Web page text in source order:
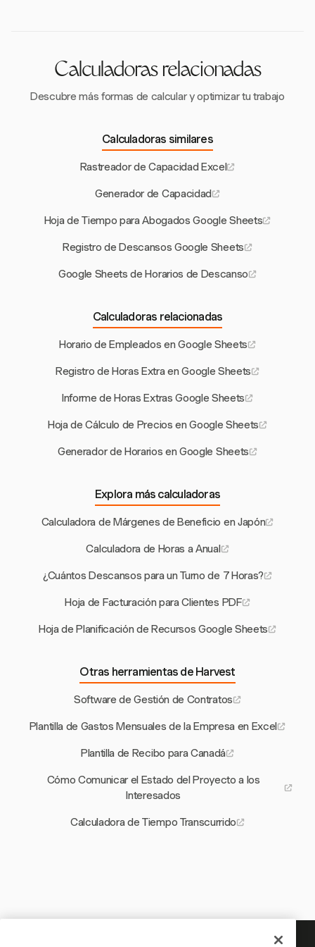
Calculadoras relacionadas
Descubre más formas de calcular y optimizar tu trabajo
Calculadoras similares
Rastreador de Capacidad Excel
Generador de Capacidad
Hoja de Tiempo para Abogados Google Sheets
Registro de Descansos Google Sheets
Google Sheets de Horarios de Descanso
Calculadoras relacionadas
Horario de Empleados en Google Sheets
Registro de Horas Extra en Google Sheets
Informe de Horas Extras Google Sheets
Hoja de Cálculo de Precios en Google Sheets
Generador de Horarios en Google Sheets
Explora más calculadoras
Calculadora de Márgenes de Beneficio en Japón
Calculadora de Horas a Anual
¿Cuántos Descansos para un Turno de 7 Horas?
Hoja de Facturación para Clientes PDF
Hoja de Planificación de Recursos Google Sheets
Otras herramientas de Harvest
Software de Gestión de Contratos
Plantilla de Gastos Mensuales de la Empresa en Excel
Plantilla de Recibo para Canadá
Cómo Comunicar el Estado del Proyecto a los
Interesados
Calculadora de Tiempo Transcurrido